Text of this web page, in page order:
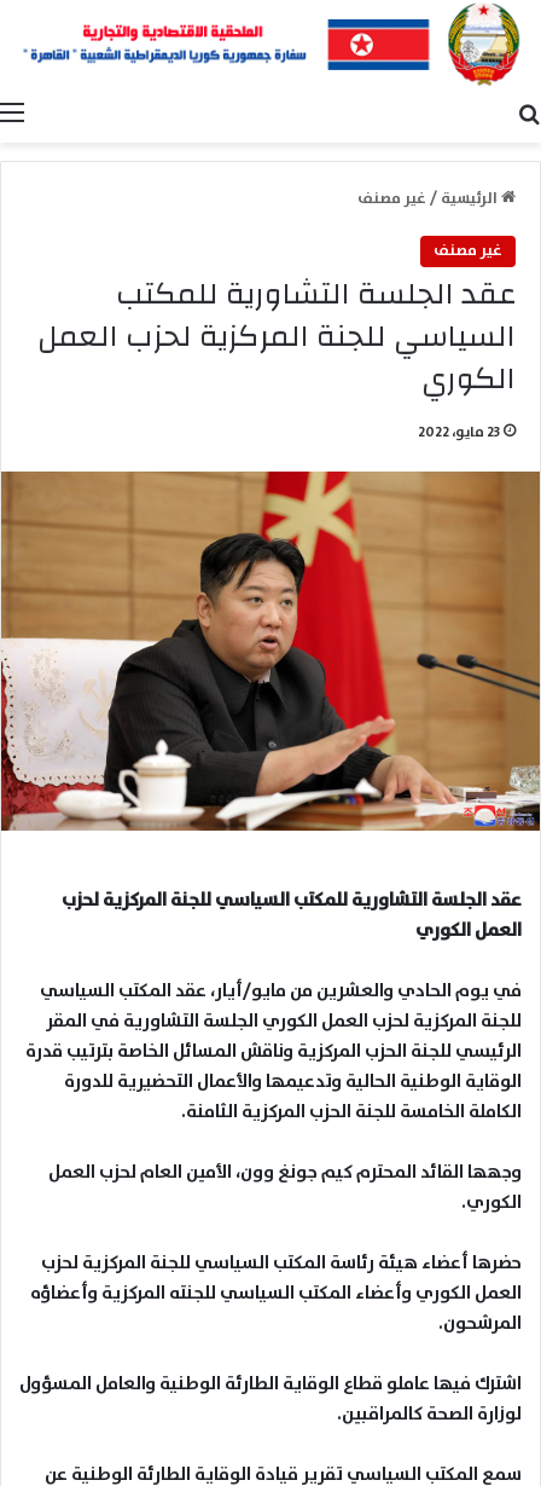
الرئيسية/غير مصنف
غير مصنف
عقد الجلسة التشاورية للمكتب
السياسي للجنة المركزية لحزب العمل
الكوري
23 مايو، 2022
عقد الجلسة التشاورية للمكتب السياسي للجنة المركزية لحزب
العمل الكوري
في يوم الحادي والعشرين من مايو/أيار، عقد المكتب السياسي
للجنة المركزية لحزب العمل الكوري الجلسة التشاورية في المقر
الرئيسي للجنة الحزب المركزية وناقش المسائل الخاصة بترتيب قدرة
الوقاية الوطنية الحالية وتدعيمها والأعمال التحضيرية للدورة
الكاملة الخامسة للجنة الحزب المركزية الثامنة.
وجهها القائد المحترمكيم جونغ وون، الأمين العام لحزب العمل
الكوري.
حضرها أعضاء هيئة رئاسة المكتب السياسي للجنة المركزية لحزب
العمل الكوري وأعضاء المكتب السياسي للجنته المركزية وأعضاؤه
المرشحون.
اشترك فيها عاملو قطاع الوقاية الطارئة الوطنية والعامل المسؤول
لوزارة الصحة كالمراقبين.
سمع المكتب السياسي تقرير قيادة الوقاية الطارئة الوطنية عن